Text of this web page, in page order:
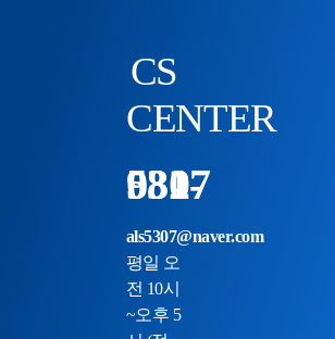
CS
CENTER
031-982-5307
als5307@naver.com
평일 오
전 10시
~오후 5